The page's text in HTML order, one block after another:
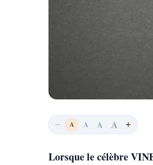
A A A A
Lorsque le célèbre